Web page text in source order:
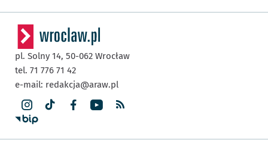
pl. Solny 14, 50-062 Wrocław
tel. 71 776 71 42
e-mail: redakcja@araw.pl